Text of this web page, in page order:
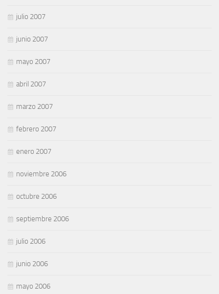
julio 2007
junio 2007
mayo 2007
abril 2007
marzo 2007
febrero 2007
enero 2007
noviembre 2006
octubre 2006
septiembre 2006
julio 2006
junio 2006
mayo 2006